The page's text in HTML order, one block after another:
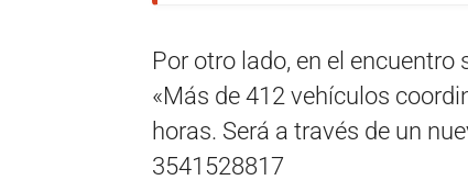
Por otro lado, en el
«Más de 412 vehículos
horas. Será a través de un
3541528817